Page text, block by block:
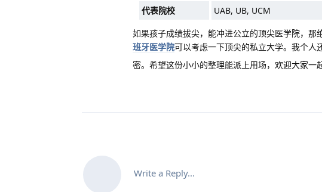
代表院校
UAB, UB, UCM
如果孩子成绩拔尖，能冲进公立的顶尖医学院，
班牙医学院可以考虑一下顶尖的私立大学。我个人
密。希望这份小小的整理能派上用场，欢迎大家一
Write a Reply...